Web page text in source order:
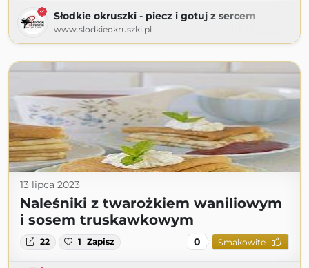
Słodkie okruszki - piecz i gotuj z sercem
www.slodkieokruszki.pl
13 lipca 2023
Naleśniki z twarożkiem waniliowym
i sosem truskawkowym
22 1 Zapisz 0 Smakowite